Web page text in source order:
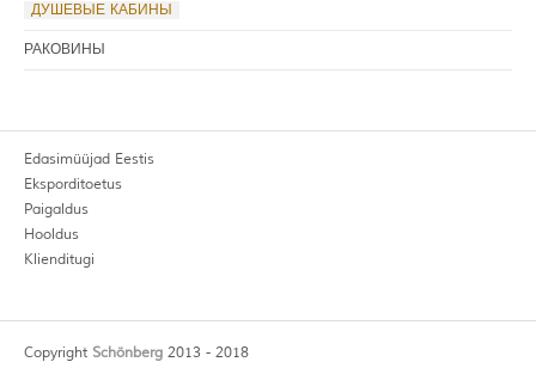
ДУШЕВЫЕ КАБИНЫ
РАКОВИНЫ
Edasimüüjad Eestis
Eksporditoetus
Paigaldus
Hooldus
Klienditugi
Copyright Schönberg 2013 - 2018